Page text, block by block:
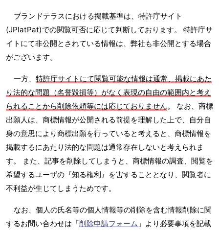
ブランドテラスにおける掲載基準は、特許庁サイト
(JPlatPat)での閲覧可否に応じて判断しております。 特許庁サ
イトにて非公開とされている情報は、弊社も非公開とする場合
がございます。
一方、 特許庁サイトにて閲覧可能な情報は通常、掲載にあた
り法的な問題（名誉毀損等）がなく表現の自由の範囲内と考え
られることから削除依頼等には応じておりません。 なお、商標
出願人は、商標情報が公開される前提を理解した上で、自分自
身の意思により商標出願を行っていると考えると、商標情報を
掲載するにあたり法的な問題は通常存在しないと考えられま
す。 また、記事を削除してしまうと、商標情報の調査、閲覧を
希望するユーザの『知る権利』を害することとなり、閲覧者に
不利益が生じてしまうためです。
なお、個人の氏名等の個人情報等の削除を含む情報削除に関
するお問い合わせは「削除申請フォーム 」より必要事項を記載